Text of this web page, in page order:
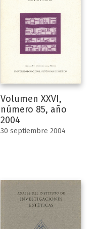
Volumen XXVI,
número 85, año
2004
30 septiembre 2004